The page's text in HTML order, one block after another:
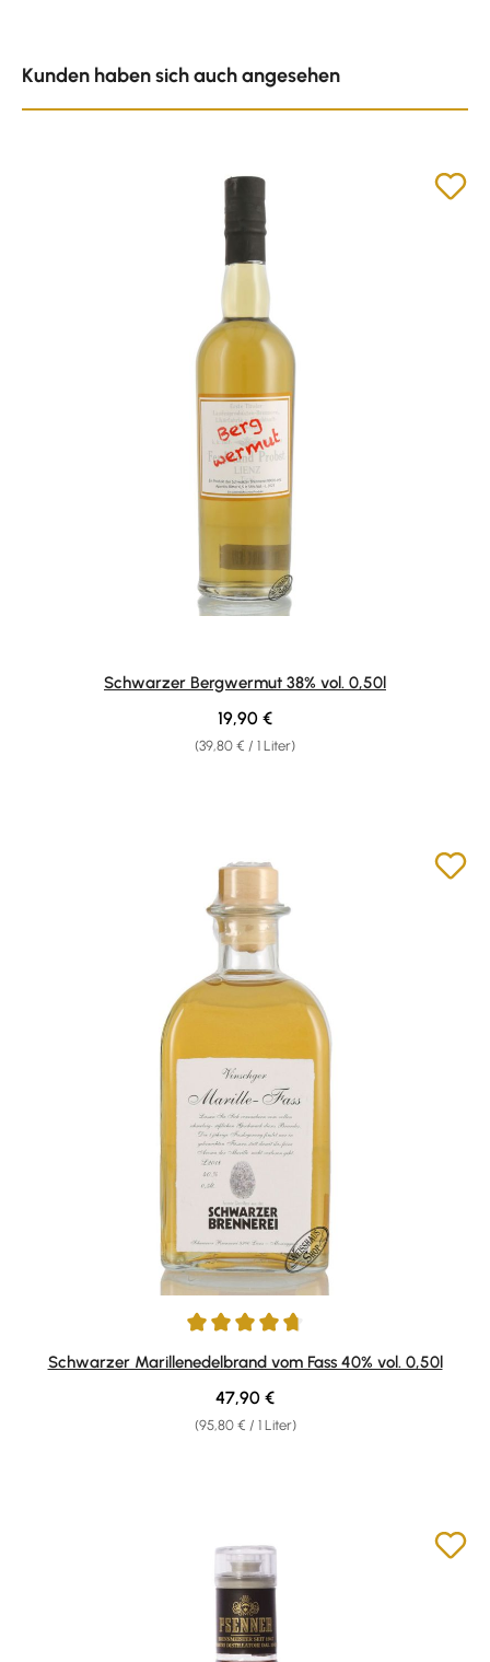
Kunden haben sich auch angesehen
Schwarzer Bergwermut 38% vol. 0,50l
(39,80 € / 1 Liter)
Regulärer Preis:
19,90 €
Durchschnittliche Bewertung von 4.85 von 5 Sternen
Schwarzer Marillenedelbrand vom Fass 40% vol. 0,50l
(95,80 € / 1 Liter)
Regulärer Preis:
47,90 €